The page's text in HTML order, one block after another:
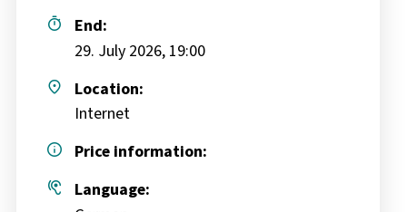
timer
End:
29. July 2026, 19:00
place
Location:
Internet
info
Price information:
hearing
Language: